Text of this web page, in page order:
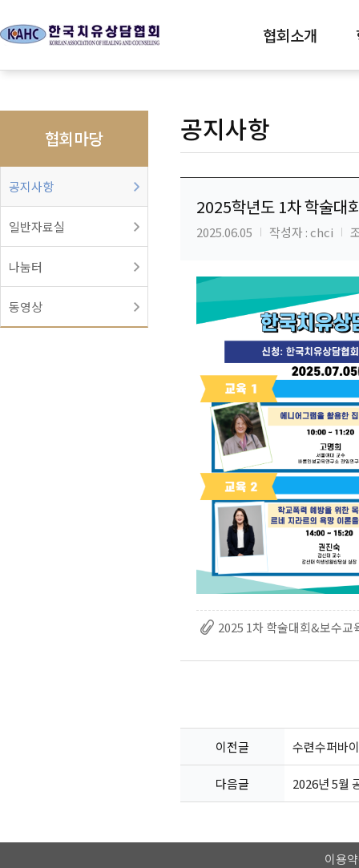
협회소개
협회마당
공지사항
일반자료실
나눔터
동영상
공지사항
2025학년도 1차 학술대
2025.06.05 작성자 : chci
2025 1차 학술대회&보수
이전글 수련수퍼바
다음글 2026년 5월
이용